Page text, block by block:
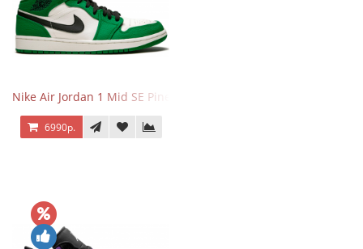
Nike Air Jordan 1 Mid SE Pine Green
6990р.